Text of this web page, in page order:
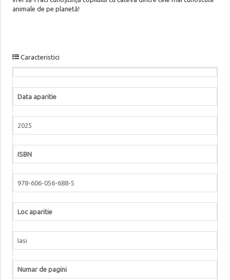
animale de pe planetă!
Caracteristici
Data aparitie
2025
ISBN
978-606-056-688-5
Loc aparitie
Iasi
Numar de pagini